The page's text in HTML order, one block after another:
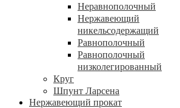
Неравнополочный
Нержавеющий
никельсодержащий
Равнополочный
Равнополочный
низколегированный
Круг
Шпунт Ларсена
Нержавеющий прокат